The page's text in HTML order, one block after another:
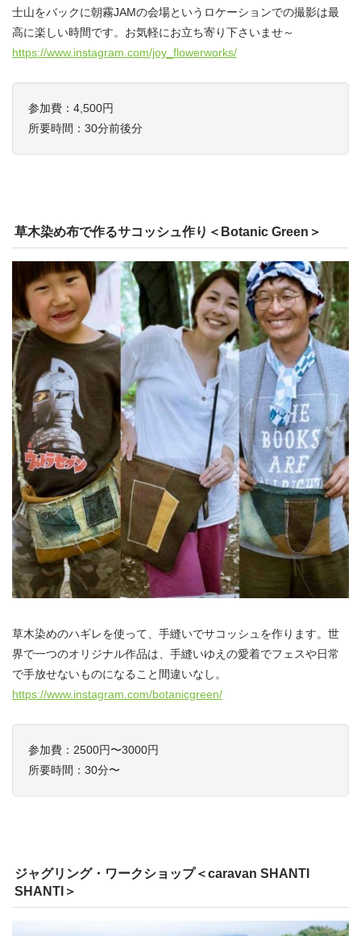
士山をバックに朝霧JAMの会場というロケーションでの撮影は最
高に楽しい時間です。お気軽にお立ち寄り下さいませ～
https://www.instagram.com/joy_flowerworks/
参加費：4,500円
所要時間：30分前後分
草木染め布で作るサコッシュ作り＜Botanic Green＞
草木染めのハギレを使って、手縫いでサコッシュを作ります。世
界で一つのオリジナル作品は、手縫いゆえの愛着でフェスや日常
で手放せないものになること間違いなし。
https://www.instagram.com/botanicgreen/
参加費：2500円〜3000円
所要時間：30分〜
ジャグリング・ワークショップ＜caravan SHANTI
SHANTI＞